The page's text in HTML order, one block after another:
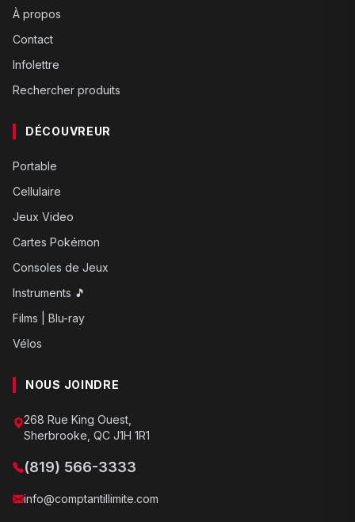
À propos
Contact
Infolettre
Rechercher produits
DÉCOUVREUR
Portable
Cellulaire
Jeux Video
Cartes Pokémon
Consoles de Jeux
Instruments 🎵
Films | Blu-ray
Vélos
NOUS JOINDRE
268 Rue King Ouest,
Sherbrooke, QC J1H 1R1
(819) 566-3333
info@comptantillimite.com